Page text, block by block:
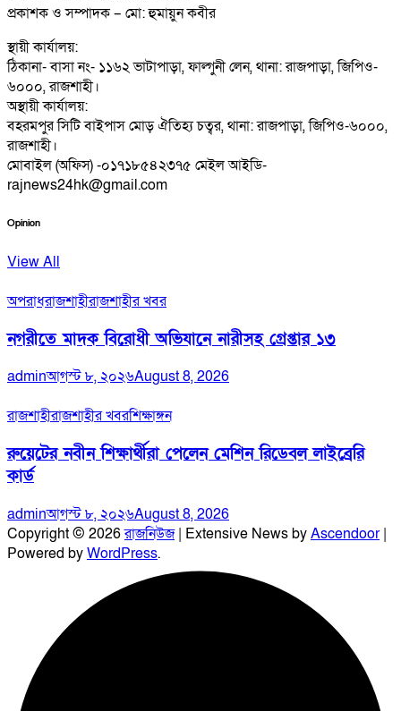
প্রকাশক ও সম্পাদক – মো: হুমায়ুন কবীর
স্থায়ী কার্যালয়:
ঠিকানা- বাসা নং- ১১৬২ ভাটাপাড়া, ফাল্গুনী লেন, থানা: রাজপাড়া, জিপিও-
৬০০০, রাজশাহী।
অস্থায়ী কার্যালয়:
বহরমপুর সিটি বাইপাস মোড় ঐতিহ্য চত্বর, থানা: রাজপাড়া, জিপিও-৬০০০,
রাজশাহী।
মোবাইল (অফিস) -০১৭১৮৫৪২৩৭৫ মেইল আইডি-
rajnews24hk@gmail.com
Opinion
View All
অপরাধরাজশাহীরাজশাহীর খবর
নগরীতে মাদক বিরোধী অভিযানে নারীসহ গ্রেপ্তার ১৩
adminআগস্ট ৮, ২০২৬August 8, 2026
রাজশাহীরাজশাহীর খবরশিক্ষাঙ্গন
রুয়েটের নবীন শিক্ষার্থীরা পেলেন মেশিন রিডেবল লাইব্রেরি
কার্ড
adminআগস্ট ৮, ২০২৬August 8, 2026
Copyright © 2026রাজনিউজ| Extensive News byAscendoor|
Powered byWordPress.